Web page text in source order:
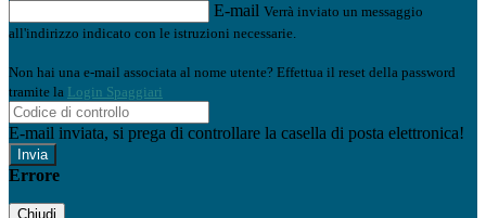
E-mail Verrà inviato un messaggio
all'indirizzo indicato con le istruzioni necessarie.
Non hai una e-mail associata al nome utente? Effettua il reset della password
tramite la Login Spaggiari
E-mail inviata, si prega di controllare la casella di posta elettronica!
Errore
Chiudi